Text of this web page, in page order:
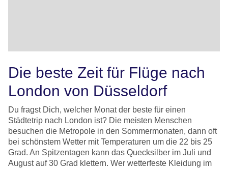
Die beste Zeit für Flüge nach
London von Düsseldorf
Du fragst Dich, welcher Monat der beste für einen
Städtetrip nach London ist? Die meisten Menschen
besuchen die Metropole in den Sommermonaten, dann oft
bei schönstem Wetter mit Temperaturen um die 22 bis 25
Grad. An Spitzentagen kann das Quecksilber im Juli und
August auf 30 Grad klettern. Wer wetterfeste Kleidung im